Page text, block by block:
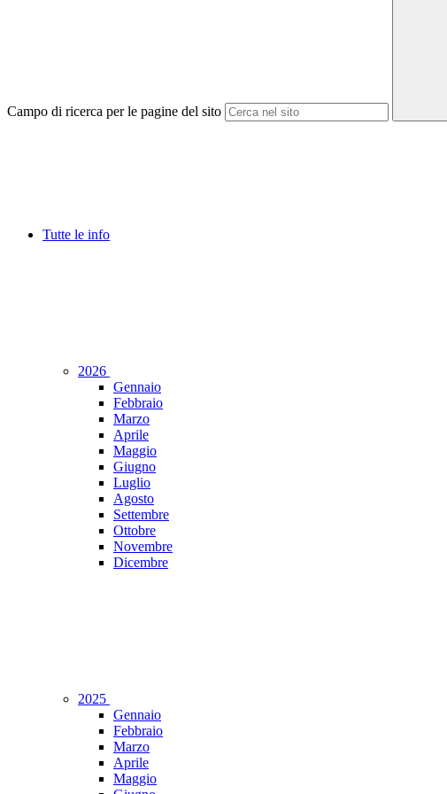
Campo di ricerca per le pagine del sito
Tutte le info
2026
Gennaio
Febbraio
Marzo
Aprile
Maggio
Giugno
Luglio
Agosto
Settembre
Ottobre
Novembre
Dicembre
2025
Gennaio
Febbraio
Marzo
Aprile
Maggio